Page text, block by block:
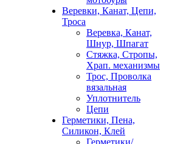
Веревки, Канат, Цепи,
Троса
Веревка, Канат,
Шнур, Шпагат
Стяжка, Стропы,
Храп. механизмы
Трос, Проволка
вязальная
Уплотнитель
Цепи
Герметики, Пена,
Силикон, Клей
Герметики/